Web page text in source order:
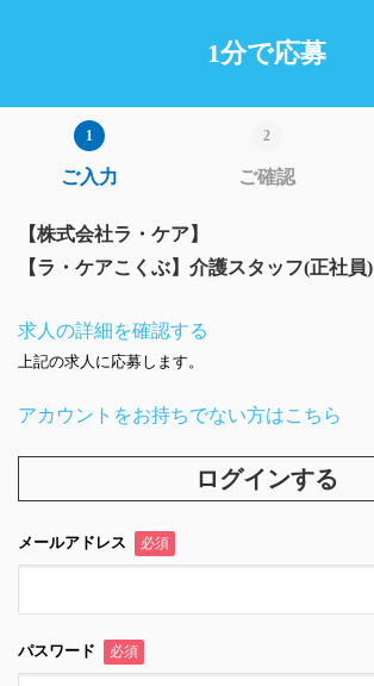
1分で応募
ご入力 ご確認
【株式会社ラ・ケア】
【ラ・ケアこくぶ】介護スタッフ(正社員)
求人の詳細を確認する
上記の求人に応募します。
アカウントをお持ちでない方はこちら
ログインする
メールアドレス 必須
パスワード 必須